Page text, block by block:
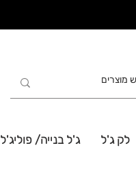
לק ג'ל ג'ל בנייה/ פוליג'ל